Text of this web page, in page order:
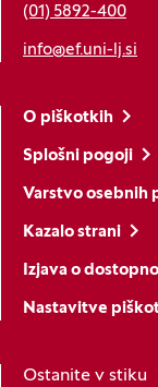
(01) 5892-400
info@ef.uni-lj.si
O piškotkih
Splošni pogoji
Varstvo osebnih
Kazalo strani
Izjava o
Nastavitve
Ostanite v stiku